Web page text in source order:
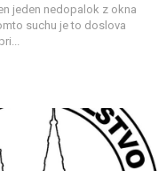
jeden nedopalok z okna
suchu je to doslova